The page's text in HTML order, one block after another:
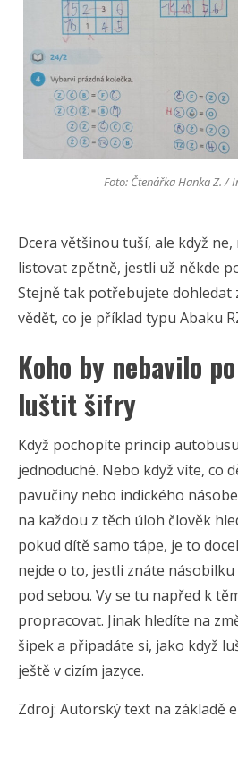
Foto: Čtenářka Hanka Z. /
Dcera většinou tuší, ale když
listovat zpětně, jestli už někde
Stejně tak potřebujete dohledat
vědět, co je příklad typu Abaku
Koho by nebavilo
luštit šifry
Když pochopíte princip
jednoduché. Nebo když víte, co
pavučiny nebo indického
na každou z těch úloh člověk
pokud dítě samo tápe, je to
nejde o to, jestli znáte
pod sebou. Vy se tu napřed k
propracovat. Jinak hledíte na
šipek a připadáte si, jako když
ještě v cizím jazyce.
Zdroj: Autorský text na základě